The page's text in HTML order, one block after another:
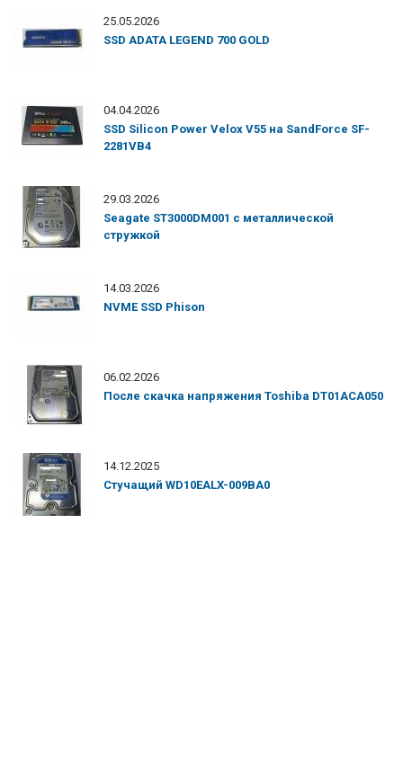
25.05.2026
SSD ADATA LEGEND 700 GOLD
04.04.2026
SSD Silicon Power Velox V55 на SandForce SF-
2281VB4
29.03.2026
Seagate ST3000DM001 с металлической
стружкой
14.03.2026
NVME SSD Phison
06.02.2026
После скачка напряжения Toshiba DT01ACA050
14.12.2025
Стучащий WD10EALX-009BA0